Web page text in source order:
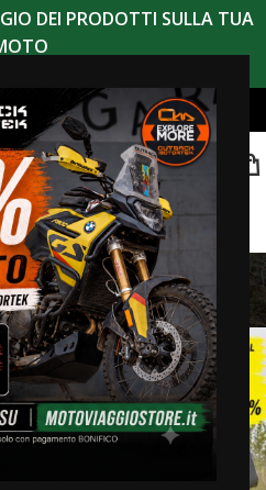
DEI PRODOTTI SULLA TUA
>BLOG